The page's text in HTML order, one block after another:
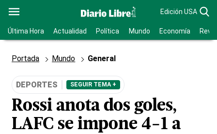
Edición USA
Última Hora Actualidad Política Mundo Economía
Portada Mundo General
DEPORTES SEGUIR TEMA +
Rossi anota dos goles,
LAFC se impone 4-1 a